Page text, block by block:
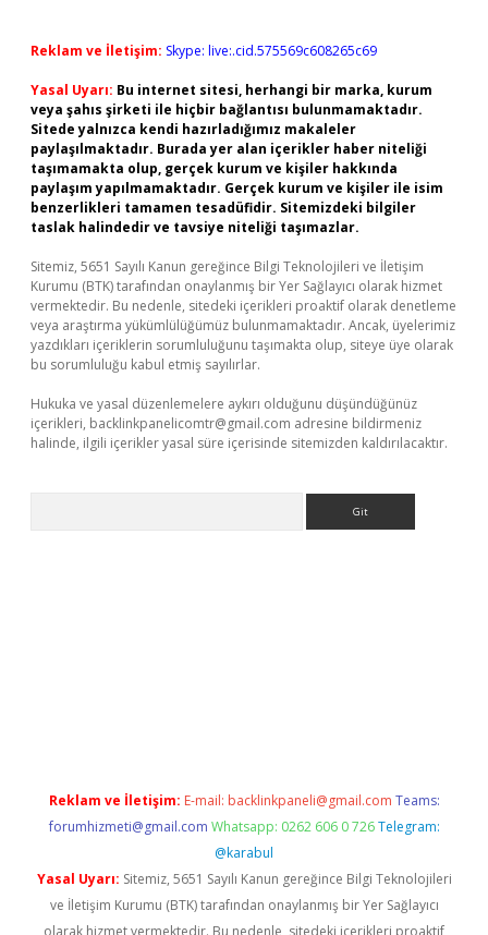
Reklam ve İletişim: Skype: live:.cid.575569c608265c69
Yasal Uyarı: Bu internet sitesi, herhangi bir marka, kurum
veya şahıs şirketi ile hiçbir bağlantısı bulunmamaktadır.
Sitede yalnızca kendi hazırladığımız makaleler
paylaşılmaktadır. Burada yer alan içerikler haber niteliği
taşımamakta olup, gerçek kurum ve kişiler hakkında
paylaşım yapılmamaktadır. Gerçek kurum ve kişiler ile isim
benzerlikleri tamamen tesadüfidir. Sitemizdeki bilgiler
taslak halindedir ve tavsiye niteliği taşımazlar.
Sitemiz, 5651 Sayılı Kanun gereğince Bilgi Teknolojileri ve İletişim
Kurumu (BTK) tarafından onaylanmış bir Yer Sağlayıcı olarak hizmet
vermektedir. Bu nedenle, sitedeki içerikleri proaktif olarak denetleme
veya araştırma yükümlülüğümüz bulunmamaktadır. Ancak, üyelerimiz
yazdıkları içeriklerin sorumluluğunu taşımakta olup, siteye üye olarak
bu sorumluluğu kabul etmiş sayılırlar.
Hukuka ve yasal düzenlemelere aykırı olduğunu düşündüğünüz
içerikleri, backlinkpanelicomtr@gmail.com adresine bildirmeniz
halinde, ilgili içerikler yasal süre içerisinde sitemizden kaldırılacaktır.
Reklam ve İletişim: E-mail: backlinkpaneli@gmail.com Teams:
forumhizmeti@gmail.com Whatsapp: 0262 606 0 726 Telegram:
@karabul
Yasal Uyarı: Sitemiz, 5651 Sayılı Kanun gereğince Bilgi Teknolojileri
ve İletişim Kurumu (BTK) tarafından onaylanmış bir Yer Sağlayıcı
olarak hizmet vermektedir. Bu nedenle, sitedeki içerikleri proaktif